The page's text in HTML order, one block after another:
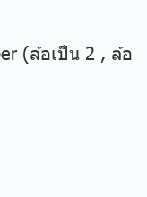
(ล้อเป็น 2 , ล้อ